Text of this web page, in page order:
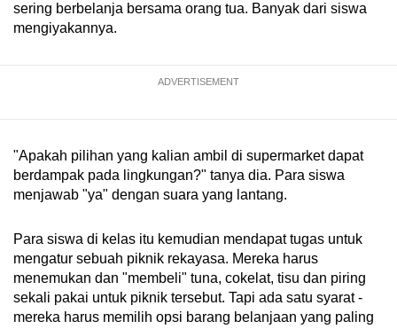
sering berbelanja bersama orang tua. Banyak dari siswa
mengiyakannya.
ADVERTISEMENT
"Apakah pilihan yang kalian ambil di supermarket dapat
berdampak pada lingkungan?" tanya dia. Para siswa
menjawab "ya" dengan suara yang lantang.
Para siswa di kelas itu kemudian mendapat tugas untuk
mengatur sebuah piknik rekayasa. Mereka harus
menemukan dan "membeli" tuna, cokelat, tisu dan piring
sekali pakai untuk piknik tersebut. Tapi ada satu syarat -
mereka harus memilih opsi barang belanjaan yang paling